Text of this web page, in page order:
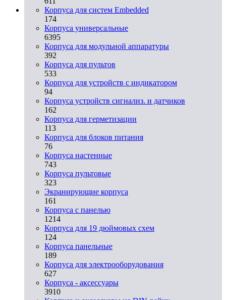
Корпуса для систем Embedded
174
Корпуса универсальные
6395
Корпуса для модульной аппаратуры
392
Корпуса для пультов
533
Корпуса для устройств с индикатором
94
Корпуса устройств сигнализ. и датчиков
162
Корпуса для герметизации
113
Корпуса для блоков питания
76
Корпуса настенные
743
Корпуса пультовые
323
Экранирующие корпуса
161
Корпуса с панелью
1214
Корпуса для 19 дюймовых схем
124
Корпуса панельные
189
Корпуса для электрооборудования
627
Корпуса - аксессуары
3910